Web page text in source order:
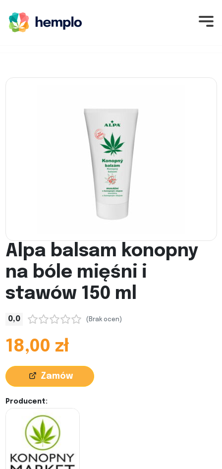
Alpa balsam konopny
na bóle mięśni i
stawów 150 ml
0,0 (Brak ocen)
18,00 zł
Zamów
Producent: